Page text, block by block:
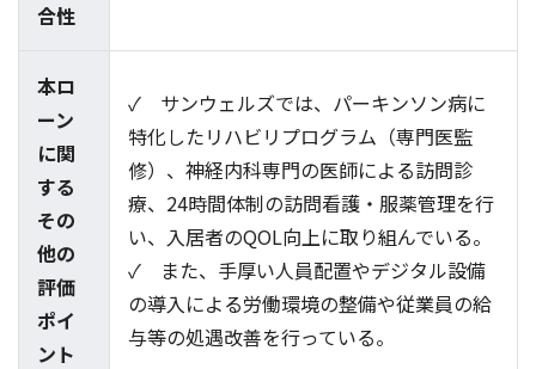
合性
本ロ
ーン
に関
する
その
他の
評価
ポイ
ント
✓ サンウェルズでは、パーキンソン病に
特化したリハビリプログラム（専門医監
修）、神経内科専門の医師による訪問診
療、24時間体制の訪問看護・服薬管理を行
い、入居者のQOL向上に取り組んでいる。
✓ また、手厚い人員配置やデジタル設備
の導入による労働環境の整備や従業員の給
与等の処遇改善を行っている。